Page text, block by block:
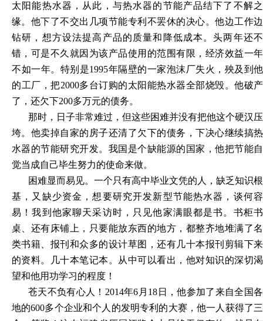
太阳能热水器，从此，与热水器的节能产品结下了不解之
缘。他下了不交出几项节能专利不罢休的决心。他边工作边
钻研，想方设法提高产品的质量和降低成本。头两年还不
错，可是不久就因为该产品使用的范围有限，经济效益一年
不如一年。特别是1995年隔壁的一家泡沫厂失火，殃及到他
的工厂，把2000多台订购的太阳能热水器全部烧毁。他破产
了，还欠下200多万元的债务。
那时，日子非常难过，但这些困难并没有把他这个硬汉压
垮。他卖掉自家的房子还清了欠下的债务，下决心继续搞热
水器的节能研究开发。我国是个缺能源的国家，他把节能自
觉当成自己毕生努力的使命来做。
困难显而易见。一个只有高中毕业文凭的人，缺乏知识根
基，又缺少资金，想要研究开发新型节能热水器，谈何容
易！我到他家聊天采访时，只见他家满眼都是书。书柜书
桌、还有床铺上，只要能放东西的地方，都整齐地堆满了名
类书籍、报刊和众多的设计草图，还有几十本报刊剪辑下来
的资料。几十本笔记本。从中可以看出，他对知识的深切渴
望和他用功学习的程度！
苍天不负有心人！ 2014年6月18日，他参加了来自全国各
地的600多个企业和个人的发明专利的大赛，他一人获得了三